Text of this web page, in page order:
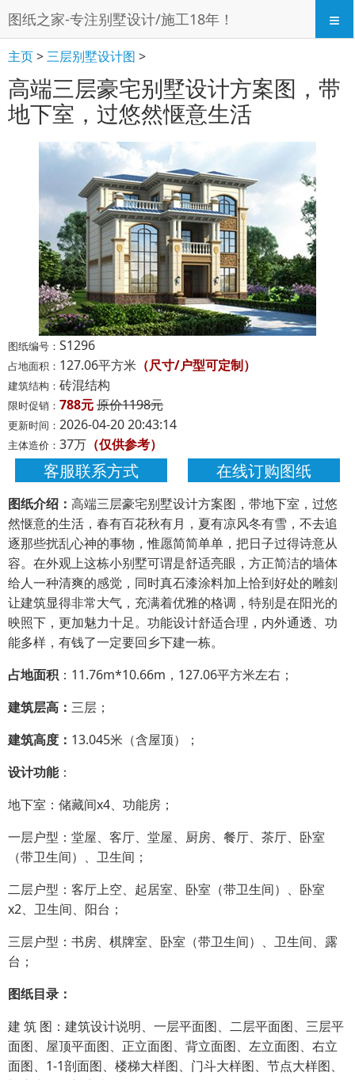
图纸之家-专注别墅设计/施工18年！ ≡
主页>三层别墅设计图 >
高端三层豪宅别墅设计方案图，带
地下室，过悠然惬意生活
图纸编号： S1296
占地面积： 127.06平方米 （尺寸/户型可定制）
建筑结构： 砖混结构
限时促销： 788元原价1198元
更新时间： 2026-04-20 20:43:14
主体造价： 37万 （仅供参考）
客服联系方式 在线订购图纸
图纸介绍： 高端三层豪宅别墅设计方案图，带地下室，过悠
然惬意的生活，春有百花秋有月，夏有凉风冬有雪，不去追
逐那些扰乱心神的事物，惟愿简简单单，把日子过得诗意从
容。在外观上这栋小别墅可谓是舒适亮眼，方正简洁的墙体
给人一种清爽的感觉，同时真石漆涂料加上恰到好处的雕刻
让建筑显得非常大气，充满着优雅的格调，特别是在阳光的
映照下，更加魅力十足。功能设计舒适合理，内外通透、功
能多样，有钱了一定要回乡下建一栋。
占地面积 ：11.76m*10.66m，127.06平方米左右；
建筑层高： 三层；
建筑高度： 13.045米（含屋顶）；
设计功能：
地下室：储藏间x4、功能房；
一层户型：堂屋、客厅、堂屋、厨房、餐厅、茶厅、卧室
（带卫生间）、卫生间；
二层户型：客厅上空、起居室、卧室（带卫生间）、卧室
x2、卫生间、阳台；
三层户型：书房、棋牌室、卧室（带卫生间）、卫生间、露
台；
图纸目录：
建 筑 图：建筑设计说明、一层平面图、二层平面图、三层平
面图、屋顶平面图、正立面图、背立面图、左立面图、右立
面图、1-1剖面图、楼梯大样图、门斗大样图、节点大样图、